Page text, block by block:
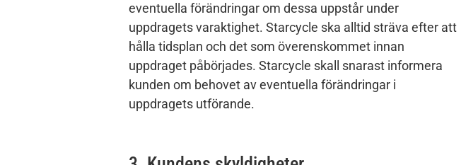
eventuella förändringar om dessa uppstår under
uppdragets varaktighet. Starcycle ska alltid sträva efter att
hålla tidsplan och det som överenskommet innan
uppdraget påbörjades. Starcycle skall snarast informera
kunden om behovet av eventuella förändringar i
uppdragets utförande.